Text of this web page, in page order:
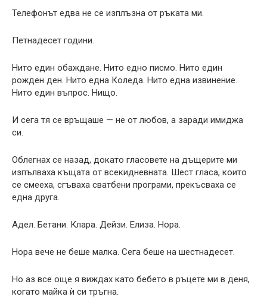
Телефонът едва не се изплъзна от ръката ми.
Петнадесет години.
Нито един обаждане. Нито едно писмо. Нито един
рожден ден. Нито една Коледа. Нито една извинение.
Нито един въпрос. Нищо.
И сега тя се връщаше — не от любов, а заради имиджа
си.
Облегнах се назад, докато гласовете на дъщерите ми
изпълваха къщата от всекидневната. Шест гласа, които
се смееха, сгъваха сватбени програми, прекъсваха се
една друга.
Адел. Бетани. Клара. Дейзи. Елиза. Нора.
Нора вече не беше малка. Сега беше на шестнадесет.
Но аз все още я виждах като бебето в ръцете ми в деня,
когато майка ѝ си тръгна.